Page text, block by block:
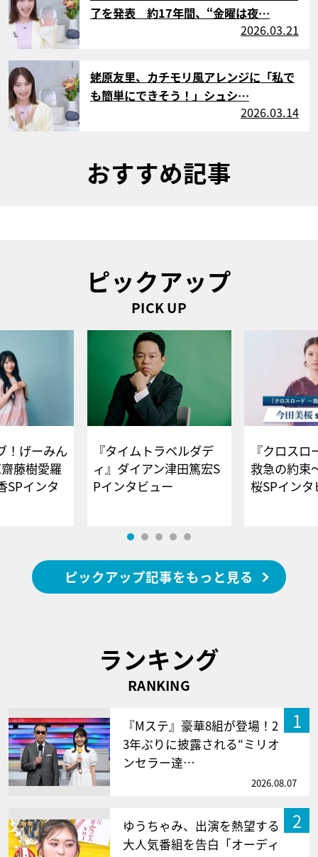
了を発表 約17年間、“金曜は夜…
2026.03.21
蛯原友里、カチモリ風アレンジに「私で
も簡単にできそう！」シュシ…
2026.03.14
おすすめ記事
ピックアップ
PICK UP
！げーみん
藤樹愛羅
SPインタ
『タイムトラベルダデ
ィ』ダイアン津田篤宏S
Pインタビュー
『クロス
救急の約束
桜SPイ
ピックアップ記事をもっと見る
ランキング
RANKING
1
『Mステ』豪華8組が登場！2
3年ぶりに披露される“ミリオ
ンセラー達…
2026.08.07
2
ゆうちゃみ、出演を熱望する
大人気番組を告白「オーディ